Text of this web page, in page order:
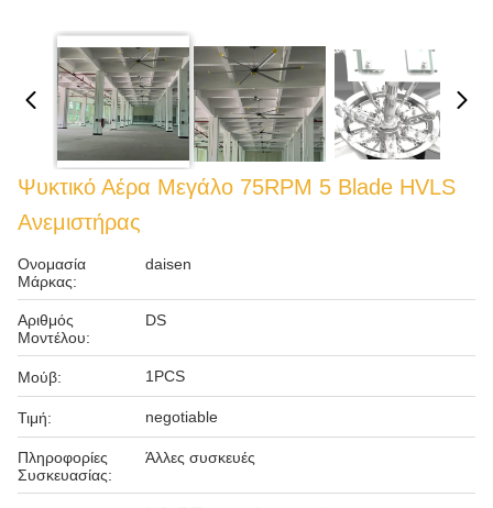
Ψυκτικό Αέρα Μεγάλο 75RPM 5 Blade HVLS
Ανεμιστήρας
Ονομασία
Μάρκας:
daisen
Αριθμός
Μοντέλου:
DS
Μούβ: 1PCS
Τιμή: negotiable
Πληροφορίες
Συσκευασίας:
Άλλες συσκευές